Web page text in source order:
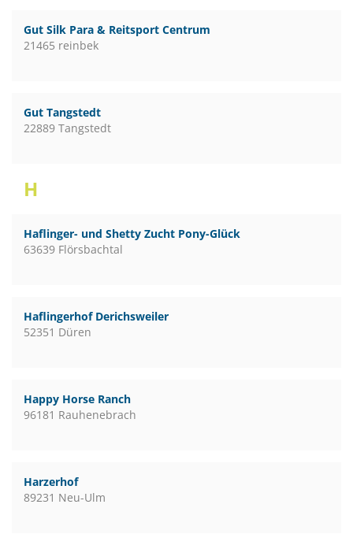
Gut Silk Para & Reitsport Centrum
21465 reinbek
Gut Tangstedt
22889 Tangstedt
H
Haflinger- und Shetty Zucht Pony-Glück
63639 Flörsbachtal
Haflingerhof Derichsweiler
52351 Düren
Happy Horse Ranch
96181 Rauhenebrach
Harzerhof
89231 Neu-Ulm